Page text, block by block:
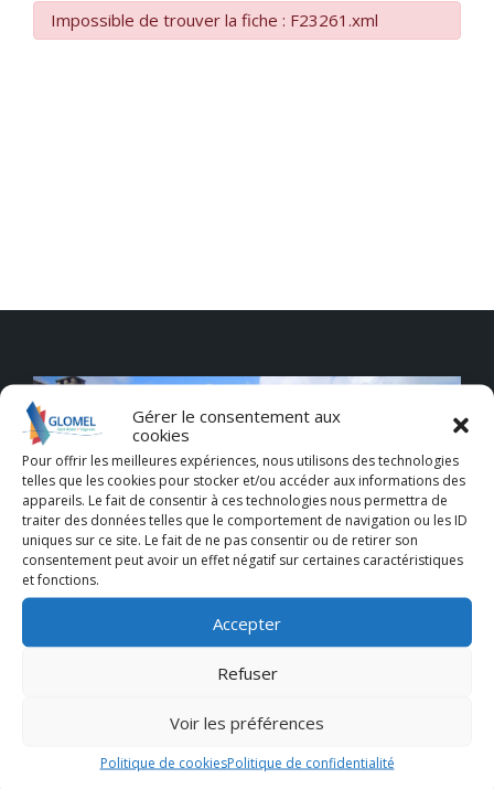
Gérer le consentement aux
cookies
Pour offrir les meilleures expériences, nous utilisons des technologies
telles que les cookies pour stocker et/ou accéder aux informations des
appareils. Le fait de consentir à ces technologies nous permettra de
traiter des données telles que le comportement de navigation ou les ID
uniques sur ce site. Le fait de ne pas consentir ou de retirer son
consentement peut avoir un effet négatif sur certaines caractéristiques
et fonctions.
Accepter
Refuser
Voir les préférences
Politique de cookiesPolitique de confidentialité
Impossible de trouver la fiche : F23261.xml
Contact & horaires